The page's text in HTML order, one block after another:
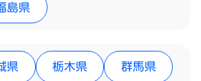
島県
県 栃木県 群馬県